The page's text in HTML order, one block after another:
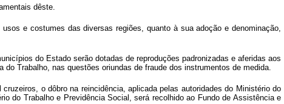
dêste.
e costumes das diversas regiões, quanto à sua adoção e denominação,
do Estado serão dotadas de reproduções padronizadas e aferidas aos
Trabalho, nas questões oriundas de fraude dos instrumentos de medida.
o dôbro na reincidência, aplicada pelas autoridades do Ministério do
do Trabalho e Previdência Social, será recolhido ao Fundo de Assistência e